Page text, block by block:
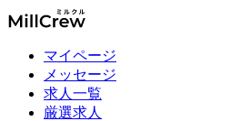
マイページ
メッセージ
求人一覧
厳選求人